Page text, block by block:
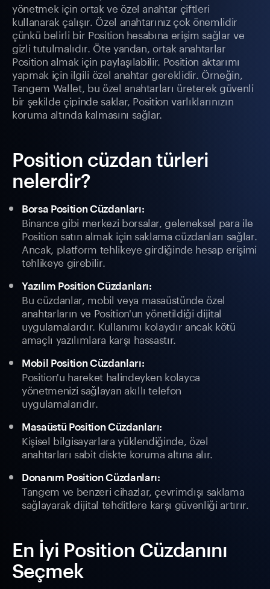
yönetmek için ortak ve özel anahtar çiftleri
kullanarak çalışır. Özel anahtarınız çok önemlidir
çünkü belirli bir Position hesabına erişim sağlar ve
gizli tutulmalıdır. Öte yandan, ortak anahtarlar
Position almak için paylaşılabilir. Position aktarımı
yapmak için ilgili özel anahtar gereklidir. Örneğin,
Tangem Wallet, bu özel anahtarları üreterek güvenli
bir şekilde çipinde saklar, Position varlıklarınızın
koruma altında kalmasını sağlar.
Position cüzdan türleri
nelerdir?
Borsa Position Cüzdanları:
Binance gibi merkezi borsalar, geleneksel para ile
Position satın almak için saklama cüzdanları sağlar.
Ancak, platform tehlikeye girdiğinde hesap erişimi
tehlikeye girebilir.
Yazılım Position Cüzdanları:
Bu cüzdanlar, mobil veya masaüstünde özel
anahtarların ve Position'un yönetildiği dijital
uygulamalardır. Kullanımı kolaydır ancak kötü
amaçlı yazılımlara karşı hassastır.
Mobil Position Cüzdanları:
Position'u hareket halindeyken kolayca
yönetmenizi sağlayan akıllı telefon
uygulamalarıdır.
Masaüstü Position Cüzdanları:
Kişisel bilgisayarlara yüklendiğinde, özel
anahtarları sabit diskte koruma altına alır.
Donanım Position Cüzdanları:
Tangem ve benzeri cihazlar, çevrimdışı saklama
sağlayarak dijital tehditlere karşı güvenliği artırır.
En İyi Position Cüzdanını
Seçmek